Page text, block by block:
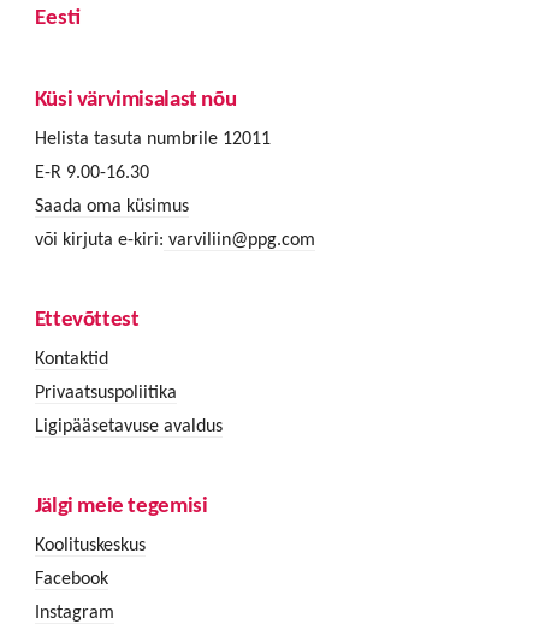
Eesti
Küsi värvimisalast nõu
Helista tasuta numbrile 12011
E-R 9.00-16.30
Saada oma küsimus
või kirjuta e-kiri: varviliin@ppg.com
Ettevõttest
Kontaktid
Privaatsuspoliitika
Ligipääsetavuse avaldus
Jälgi meie tegemisi
Koolituskeskus
Facebook
Instagram